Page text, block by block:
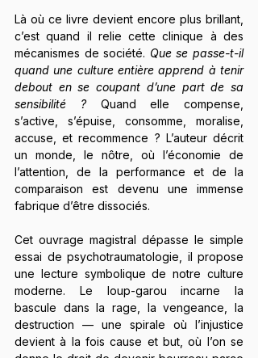
Là où ce livre devient encore plus brillant,
c’est quand il relie cette clinique à des
mécanismes de société. Que se passe-t-il
quand une culture entière apprend à tenir
debout en se coupant d’une part de sa
sensibilité ? Quand elle compense,
s’active, s’épuise, consomme, moralise,
accuse, et recommence ? L’auteur décrit
un monde, le nôtre, où l’économie de
l’attention, de la performance et de la
comparaison est devenu une immense
fabrique d’être dissociés.
Cet ouvrage magistral dépasse le simple
essai de psychotraumatologie, il propose
une lecture symbolique de notre culture
moderne. Le loup-garou incarne la
bascule dans la rage, la vengeance, la
destruction — une spirale où l’injustice
devient à la fois cause et but, où l’on se